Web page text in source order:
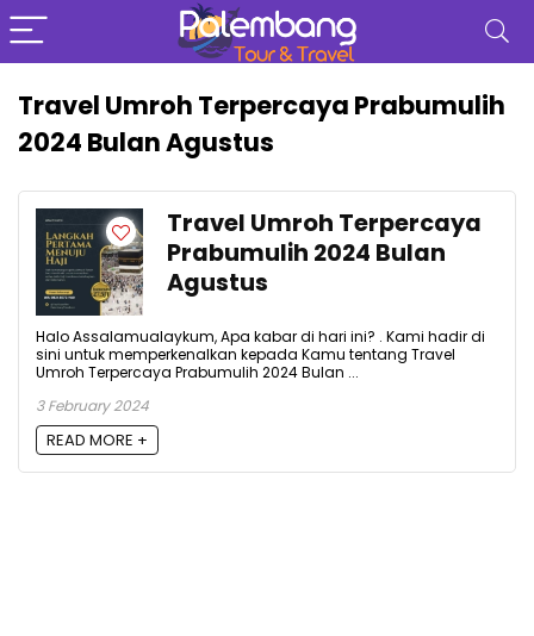
Travel Umroh Terpercaya Prabumulih
2024 Bulan Agustus
Travel Umroh Terpercaya
Prabumulih 2024 Bulan
Agustus
Halo Assalamualaykum, Apa kabar di hari ini? . Kami hadir di
sini untuk memperkenalkan kepada Kamu tentang Travel
Umroh Terpercaya Prabumulih 2024 Bulan ...
3 February 2024
READ MORE +